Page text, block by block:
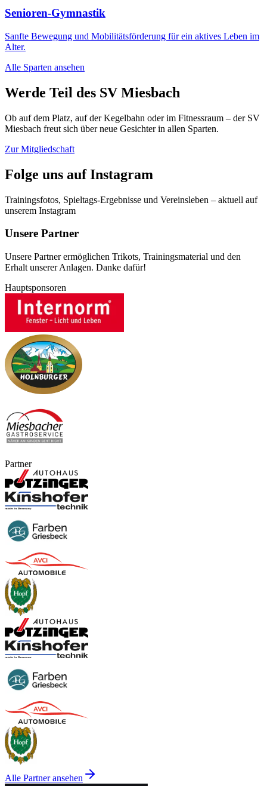
Senioren-Gymnastik
Sanfte Bewegung und Mobilitätsförderung für ein aktives Leben im
Alter.
Alle Sparten ansehen
Werde Teil des SV Miesbach
Ob auf dem Platz, auf der Kegelbahn oder im Fitnessraum – der SV
Miesbach freut sich über neue Gesichter in allen Sparten.
Zur Mitgliedschaft
Folge uns auf Instagram
Trainingsfotos, Spieltags-Ergebnisse und Vereinsleben – aktuell auf
unserem Instagram
Unsere Partner
Unsere Partner ermöglichen Trikots, Trainingsmaterial und den
Erhalt unserer Anlagen. Danke dafür!
Hauptsponsoren
Partner
Alle Partner ansehen